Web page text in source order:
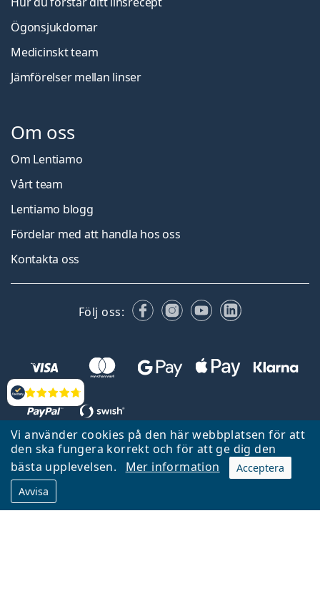
Vi använder cookies på den här webbplatsen för att
den ska fungera korrekt och för att ge dig den
bästa upplevelsen.
Mer information
Acceptera
Avvisa
Recensioner
Ögonsjukdomar
Medicinskt team
Jämförelser mellan linser
Om oss
Om Lentiamo
Vårt team
Lentiamo blogg
Fördelar med att handla hos oss
Kontakta oss
Följ oss: FacebookInstagram
YouTubeLinkedIn
Tillbaka till startsidan
Gå upp
Lentiamo.se ägs och drivs av Lentiamo s.r.o., Tjeckien